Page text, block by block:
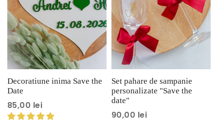
Decoratiune inima Save the
Date
85,00 lei
Set pahare de sampanie
personalizate "Save the
date"
90,00 lei